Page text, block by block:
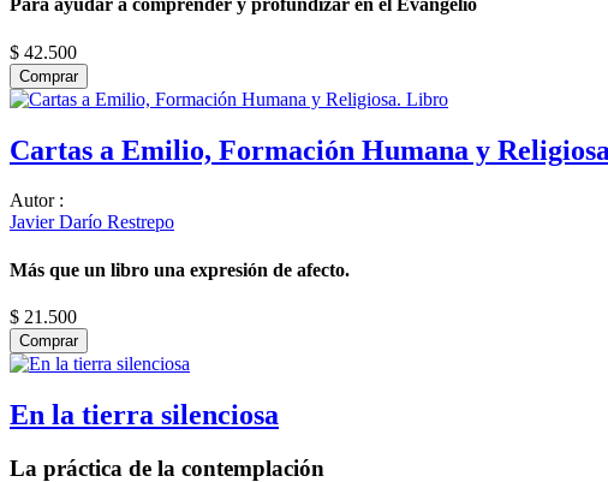
Para ayudar a comprender y profundizar en el Evangelio
$ 42.500
Comprar
Cartas a Emilio, Formación Humana y
Autor :
Javier Darío Restrepo
Más que un libro una expresión de afecto.
$ 21.500
Comprar
En la tierra silenciosa
La práctica de la contemplación